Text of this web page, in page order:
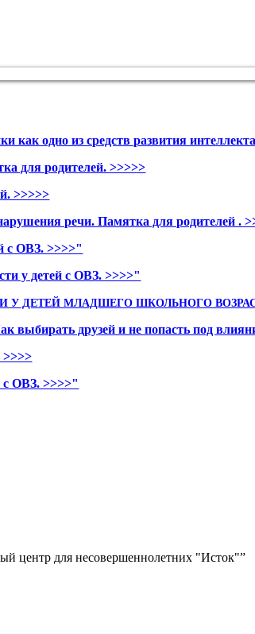
как одно из средств развития
для родителей. >>>>>
>>>>>
речи. Памятка для родителей .
с ОВЗ. >>>>"
у детей с ОВЗ. >>>>"
У ДЕТЕЙ МЛАДШЕГО ШКОЛЬНОГО
выбирать друзей и не попасть под
>>>>
с ОВЗ. >>>>"
центр для несовершеннолетних "Исток"”